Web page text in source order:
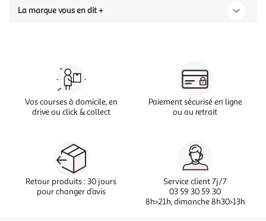
La marque vous en dit +
Vos courses à domicile, en
drive ou click & collect
Paiement sécurisé en ligne
ou au retrait
Retour produits : 30 jours
pour changer d’avis
Service client 7j/7
03 59 30 59 30
8h>21h, dimanche 8h30>13h